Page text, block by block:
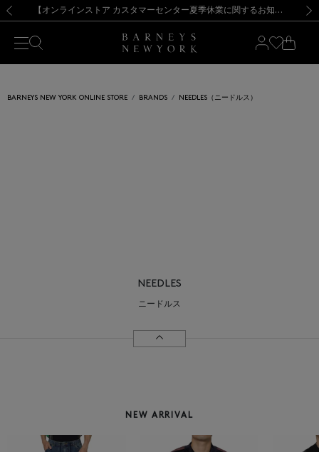
新規登録のお客様も対象！＜MY BARNEYS＞会員のお客様は11,000円（税込）以上のお買上げで常時送料無料！お買い物の際は会員登録を！
【夏季休業に伴う出荷一時停止のお知らせ】(2026.8.7) 【オンラインストア カスタマーセンター夏季休業に関するお知らせ】（2026.8.7）
【夏季休業に伴う返品・交換承り一時停止のお知らせ】（2026.8.5）
熊本県を中心とした地震の影響によるお荷物のお届けについて
【開催中】SUMMER SALEのご案内・ご注意事項 新規登録のお客様も対象！＜MY BARNEYS＞会員のお客様は11,000円（税込）以上のお買上げで常時送料無料！お買い物の際は会員登録を！
【夏季休業に伴う出荷一時停止のお知らせ】(2026.8.7)
BARNEYS NEW YORK ONLINE STORE BRANDS NEEDLES（ニードルス）
NEEDLES
ニードルス
NEW ARRIVAL